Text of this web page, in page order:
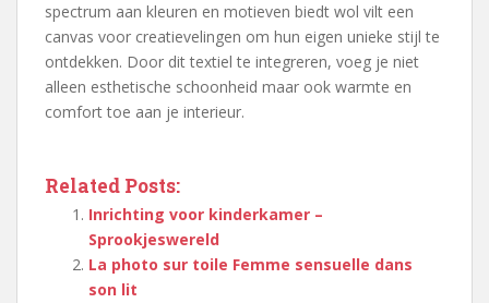
spectrum aan kleuren en motieven biedt wol vilt een
canvas voor creatievelingen om hun eigen unieke stijl te
ontdekken. Door dit textiel te integreren, voeg je niet
alleen esthetische schoonheid maar ook warmte en
comfort toe aan je interieur.
Related Posts:
Inrichting voor kinderkamer –
Sprookjeswereld
La photo sur toile Femme sensuelle dans
son lit